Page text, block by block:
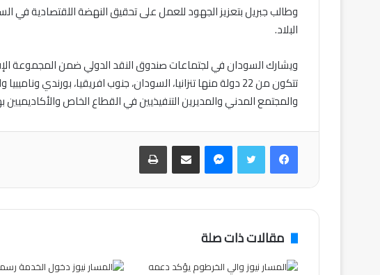
وطالب جبريل بتعزيز الجهود للعمل على تحقيق النهضة اللقتصادية في
البلاد.
ويشارك السودان في لجتماعات صندوق النقد الدولي ضمن المجموعة
تتكون من 22 دولة منها تنزانيا، السودان، جنوب افريقيا، بورندي
والمجتمع المدني والمديرين التنفيذيين في القطاع الخاص والأكاديميين
فيسبوكتويتر ماسنجر مشاركة عبر البريد طباعة
مقالات ذات صلة